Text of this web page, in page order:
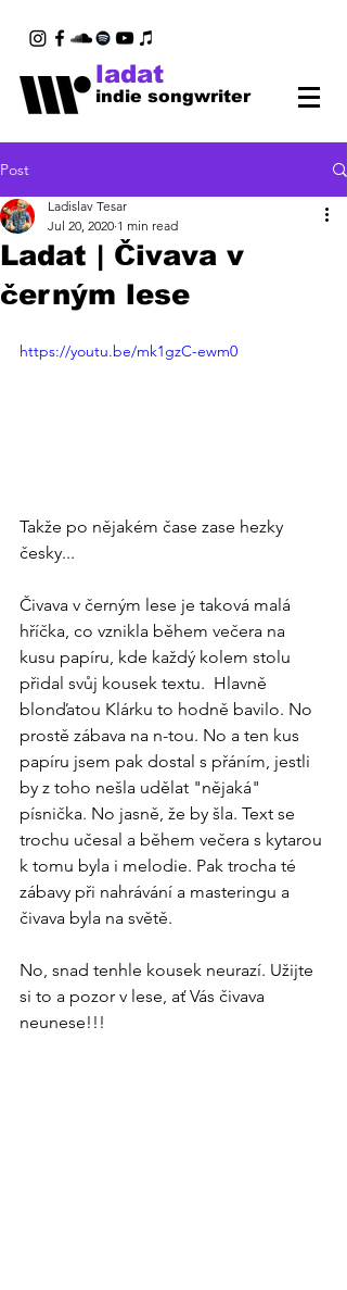
indie songwriter
ladat
Post
Ladat | Čivava v
černým lese
Ladislav Tesar
Jul 20, 2020 1 min read
https://youtu.be/mk1gzC-ewm0
Takže po nějakém čase zase hezky
česky...
Čivava v černým lese je taková malá
hříčka, co vznikla během večera na
kusu papíru, kde každý kolem stolu
přidal svůj kousek textu.  Hlavně
blonďatou Klárku to hodně bavilo. No
prostě zábava na n-tou. No a ten kus
papíru jsem pak dostal s přáním, jestli
by z toho nešla udělat "nějaká"
písnička. No jasně, že by šla. Text se
trochu učesal a během večera s kytarou
k tomu byla i melodie. Pak trocha té
zábavy při nahrávání a masteringu a
čivava byla na světě.
No, snad tenhle kousek neurazí. Užijte
si to a pozor v lese, ať Vás čivava
neunese!!!